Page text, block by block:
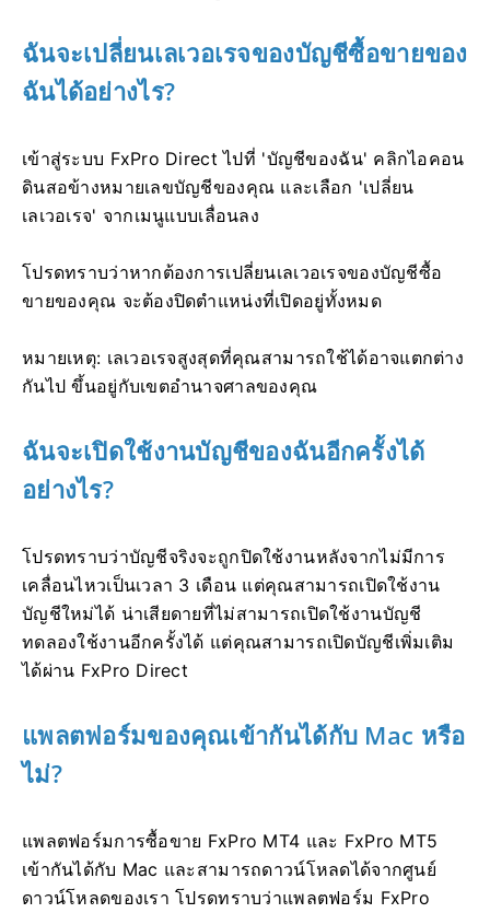
ฉันจะเปลี่ยนเลเวอเรจของบัญชีซื้อขายของ
ฉันได้อย่างไร?
เข้าสู่ระบบ FxPro Direct ไปที่ 'บัญชีของฉัน' คลิกไอคอน
ดินสอข้างหมายเลขบัญชีของคุณ และเลือก 'เปลี่ยน
เลเวอเรจ' จากเมนูแบบเลื่อนลง
โปรดทราบว่าหากต้องการเปลี่ยนเลเวอเรจของบัญชีซื้อ
ขายของคุณ จะต้องปิดตำแหน่งที่เปิดอยู่ทั้งหมด
หมายเหตุ: เลเวอเรจสูงสุดที่คุณสามารถใช้ได้อาจแตกต่าง
กันไป ขึ้นอยู่กับเขตอำนาจศาลของคุณ
ฉันจะเปิดใช้งานบัญชีของฉันอีกครั้งได้
อย่างไร?
โปรดทราบว่าบัญชีจริงจะถูกปิดใช้งานหลังจากไม่มีการ
เคลื่อนไหวเป็นเวลา 3 เดือน แต่คุณสามารถเปิดใช้งาน
บัญชีใหม่ได้ น่าเสียดายที่ไม่สามารถเปิดใช้งานบัญชี
ทดลองใช้งานอีกครั้งได้ แต่คุณสามารถเปิดบัญชีเพิ่มเติม
ได้ผ่าน FxPro Direct
แพลตฟอร์มของคุณเข้ากันได้กับ Mac หรือ
ไม่?
แพลตฟอร์มการซื้อขาย FxPro MT4 และ FxPro MT5
เข้ากันได้กับ Mac และสามารถดาวน์โหลดได้จากศูนย์
ดาวน์โหลดของเรา โปรดทราบว่าแพลตฟอร์ม FxPro